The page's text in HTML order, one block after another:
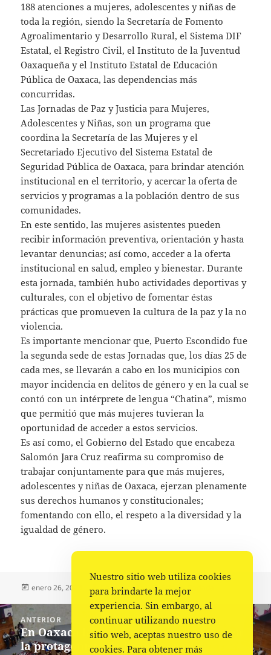
188 atenciones a mujeres, adolescentes y niñas de
toda la región, siendo la Secretaría de Fomento
Agroalimentario y Desarrollo Rural, el Sistema DIF
Estatal, el Registro Civil, el Instituto de la Juventud
Oaxaqueña y el Instituto Estatal de Educación
Pública de Oaxaca, las dependencias más
concurridas.
Las Jornadas de Paz y Justicia para Mujeres,
Adolescentes y Niñas, son un programa que
coordina la Secretaría de las Mujeres y el
Secretariado Ejecutivo del Sistema Estatal de
Seguridad Pública de Oaxaca, para brindar atención
institucional en el territorio, y acercar la oferta de
servicios y programas a la población dentro de sus
comunidades.
En este sentido, las mujeres asistentes pueden
recibir información preventiva, orientación y hasta
levantar denuncias; así como, acceder a la oferta
institucional en salud, empleo y bienestar. Durante
esta jornada, también hubo actividades deportivas y
culturales, con el objetivo de fomentar éstas
prácticas que promueven la cultura de la paz y la no
violencia.
Es importante mencionar que, Puerto Escondido fue
la segunda sede de estas Jornadas que, los días 25 de
cada mes, se llevarán a cabo en los municipios con
mayor incidencia en delitos de género y en la cual se
contó con un intérprete de lengua “Chatina”, mismo
que permitió que más mujeres tuvieran la
oportunidad de acceder a estos servicios.
Es así como, el Gobierno del Estado que encabeza
Salomón Jara Cruz reafirma su compromiso de
trabajar conjuntamente para que más mujeres,
adolescentes y niñas de Oaxaca, ejerzan plenamente
sus derechos humanos y constitucionales;
fomentando con ello, el respeto a la diversidad y la
igualdad de género.
Publicado
enero 26, 2023 Autor
Comunicado Categorías
Estado,Portada
Navegación
de
entradas
ANTERIOR
Entrada
anterior:
En Oaxaca la ciudadanía se convierte en
la protagonista de la democracia
Nuestro sitio web utiliza cookies
para brindarte la mejor
experiencia. Sin embargo, al
continuar utilizando nuestro
sitio web, aceptas nuestro uso de
cookies. Para obtener más